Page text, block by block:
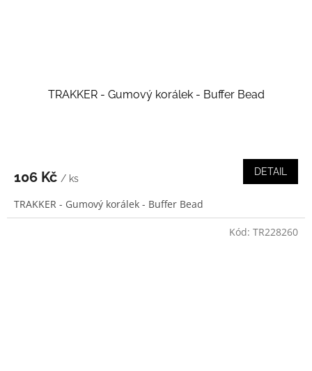
TRAKKER - Gumový korálek - Buffer Bead
106 Kč / ks
DETAIL
TRAKKER - Gumový korálek - Buffer Bead
Kód: TR228260